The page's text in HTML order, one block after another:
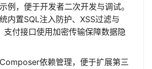
例，便于开发者二次开发与调试。
内置SQL注入防护、XSS过滤与
支付接口使用加密传输保障数据隐
依赖管理，便于扩展第三